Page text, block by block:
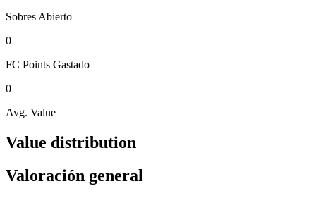
Sobres Abierto
0
FC Points Gastado
0
Avg. Value
Value distribution
Valoración general